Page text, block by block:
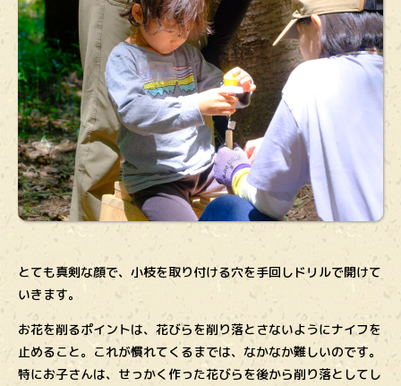
とても真剣な顔で、小枝を取り付ける穴を手回しドリルで開けて
いきます。
お花を削るポイントは、花びらを削り落とさないようにナイフを
止めること。これが慣れてくるまでは、なかなか難しいのです。
特にお子さんは、せっかく作った花びらを後から削り落としてし